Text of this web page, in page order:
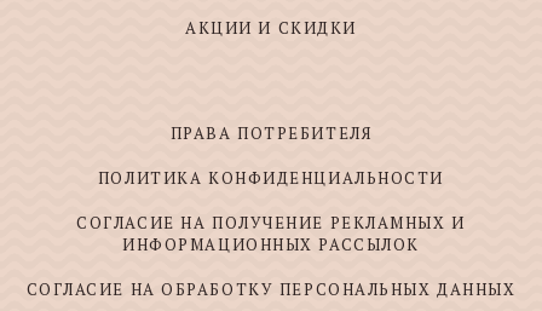
АКЦИИ И СКИДКИ
ПРАВА ПОТРЕБИТЕЛЯ
ПОЛИТИКА КОНФИДЕНЦИАЛЬНОСТИ
СОГЛАСИЕ НА ПОЛУЧЕНИЕ РЕКЛАМНЫХ И
ИНФОРМАЦИОННЫХ РАССЫЛОК
СОГЛАСИЕ НА ОБРАБОТКУ ПЕРСОНАЛЬНЫХ ДАННЫХ